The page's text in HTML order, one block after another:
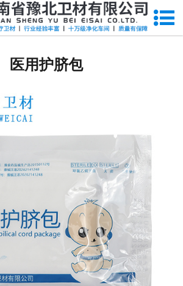
网站首页
医用棉签
显影纱布
医用口罩帽
医用包类
医用手套
医用护脐包